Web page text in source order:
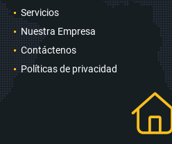
Servicios
Nuestra Empresa
Contáctenos
Políticas de privacidad